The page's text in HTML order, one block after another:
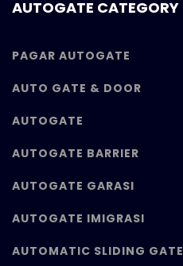
AUTOGATE CATEGORY
PAGAR AUTOGATE
AUTO GATE & DOOR
AUTOGATE
AUTOGATE BARRIER
AUTOGATE GARASI
AUTOGATE IMIGRASI
AUTOMATIC SLIDING GATE